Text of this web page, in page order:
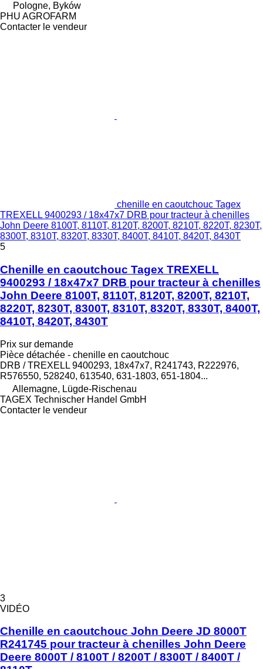
Pologne, Byków
PHU AGROFARM
Contacter le vendeur
chenille en caoutchouc Tagex
TREXELL 9400293 / 18x47x7 DRB pour tracteur à chenilles
John Deere 8100T, 8110T, 8120T, 8200T, 8210T, 8220T, 8230T,
8300T, 8310T, 8320T, 8330T, 8400T, 8410T, 8420T, 8430T
5
Chenille en caoutchouc Tagex TREXELL
9400293 / 18x47x7 DRB pour tracteur à chenilles
John Deere 8100T, 8110T, 8120T, 8200T, 8210T,
8220T, 8230T, 8300T, 8310T, 8320T, 8330T, 8400T,
8410T, 8420T, 8430T
Prix sur demande
Pièce détachée - chenille en caoutchouc
DRB / TREXELL 9400293, 18x47x7, R241743, R222976,
R576550, 528240, 613540, 631-1803, 651-1804...
Allemagne, Lügde-Rischenau
TAGEX Technischer Handel GmbH
Contacter le vendeur
3
VIDÉO
Chenille en caoutchouc John Deere JD 8000T
R241745 pour tracteur à chenilles John Deere
Deere 8000T / 8100T / 8200T / 8300T / 8400T /